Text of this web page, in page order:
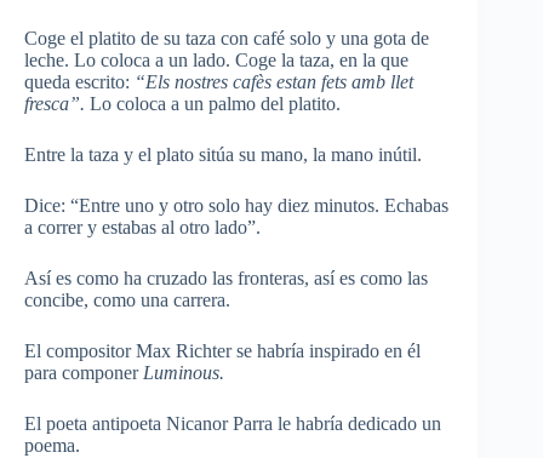
Coge el platito de su taza con café solo y una gota de
leche. Lo coloca a un lado. Coge la taza, en la que
queda escrito: “Els nostres cafès estan fets amb llet
fresca”. Lo coloca a un palmo del platito.
Entre la taza y el plato sitúa su mano, la mano inútil.
Dice: “Entre uno y otro solo hay diez minutos. Echabas
a correr y estabas al otro lado”.
Así es como ha cruzado las fronteras, así es como las
concibe, como una carrera.
El compositor Max Richter se habría inspirado en él
para componer Luminous.
El poeta antipoeta Nicanor Parra le habría dedicado un
poema.